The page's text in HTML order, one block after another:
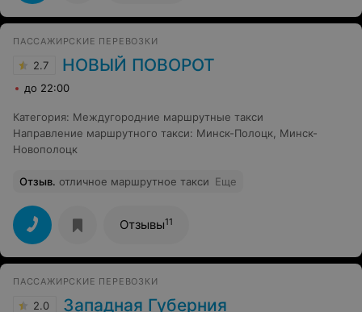
ПАССАЖИРСКИЕ ПЕРЕВОЗКИ
2.7 НОВЫЙ ПОВОРОТ
до 22:00
Категория: Междугородние маршрутные такси
Направление маршрутного такси: Минск-Полоцк Минск-
Новополоцк
Отзыв. отличное маршрутное такси Еще
Отзывы11
ПАССАЖИРСКИЕ ПЕРЕВОЗКИ
2.0 Западная Губерния